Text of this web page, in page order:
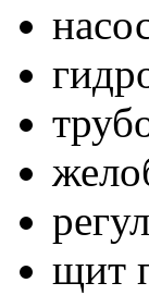
щит